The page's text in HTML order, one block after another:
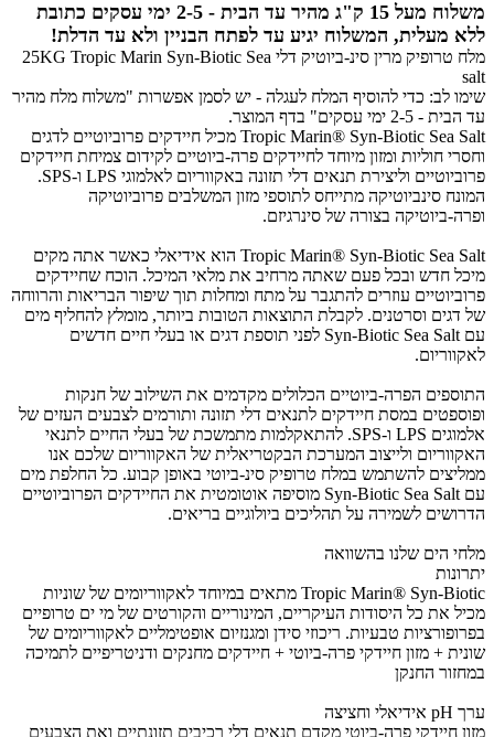
משלוח מעל 15 ק"ג מהיר עד הבית - 2-5 ימי עסקים כתובת
ללא מעלית, המשלוח יגיע עד לפתח הבניין ולא עד הדלת!
מלח טרופיק מרין סינ-ביוטיק דלי 25KG Tropic Marin Syn-Biotic Sea
salt
שימו לב: כדי להוסיף המלח לעגלה - יש לסמן אפשרות "משלוח מלח מהיר
עד הבית - 2-5 ימי עסקים" בדף המוצר.
Tropic Marin® Syn-Biotic Sea Salt מכיל חיידקים פרוביוטיים לדגים
וחסרי חוליות ומזון מיוחד לחיידקים פרה-ביוטיים לקידום צמיחת חיידקים
פרוביוטיים וליצירת תנאים דלי תזונה באקווריום לאלמוגי LPS ו-SPS.
המונח סינביוטיקה מתייחס לתוספי מזון המשלבים פרוביוטיקה
ופרה-ביוטיקה בצורה של סינרגיזם.
Tropic Marin® Syn-Biotic Sea Salt הוא אידיאלי כאשר אתה מקים
מיכל חדש ובכל פעם שאתה מרחיב את מלאי המיכל. הוכח שחיידקים
פרוביוטיים עוזרים להתגבר על מתח ומחלות תוך שיפור הבריאות והרווחה
של דגים וסרטנים. לקבלת התוצאות הטובות ביותר, מומלץ להחליף מים
עם Syn-Biotic Sea Salt לפני תוספת דגים או בעלי חיים חדשים
לאקווריום.
התוספים הפרה-ביוטיים הכלולים מקדמים את השילוב של חנקות
ופוספטים במסת חיידקים לתנאים דלי תזונה ותורמים לצבעים העזים של
אלמוגים LPS ו-SPS. להתאקלמות מתמשכת של בעלי החיים לתנאי
האקווריום ולייצוב המערכת הבקטריאלית של האקווריום שלכם אנו
ממליצים להשתמש במלח טרופיק סינ-ביוטי באופן קבוע. כל החלפת מים
עם Syn-Biotic Sea Salt מוסיפה אוטומטית את החיידקים הפרוביוטיים
הדרושים לשמירה על תהליכים ביולוגיים בריאים.
מלחי הים שלנו בהשוואה
יתרונות
Tropic Marin® Syn-Biotic מתאים במיוחד לאקווריומים של שוניות
מכיל את כל היסודות העיקריים, המינוריים והקורטים של מי ים טרופיים
בפרופורציות טבעיות. ריכוזי סידן ומגנזיום אופטימליים לאקווריומים של
שונית + מזון חיידקי פרה-ביוטי + חיידקים מחנקים ודניטריפיים לתמיכה
במחזור החנקן
ערך pH אידיאלי וחציצה
מזון חיידקי פרה-ביוטי מקדם תנאים דלי רכיבים תזונתיים ואת הצבעים